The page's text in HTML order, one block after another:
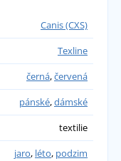
Canis (CXS)
Texline
černá,červená
pánské,dámské
textilie
jaro, léto, podzim